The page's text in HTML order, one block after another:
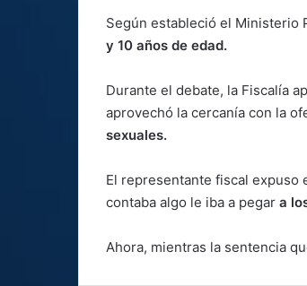
Según estableció el Ministerio
y 10 años de edad.
Durante el debate, la Fiscalía
aprovechó la cercanía con la
sexuales.
El representante fiscal expuso
contaba algo le iba a pegar a
Ahora, mientras la sentencia